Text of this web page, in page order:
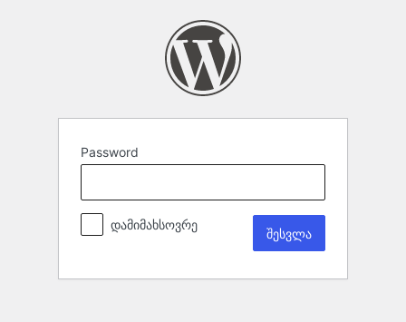
Password
დამიმახსოვრე